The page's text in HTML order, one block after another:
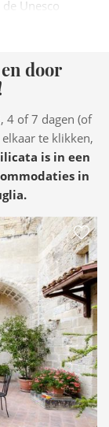
Unesco
is heel
in de
de met fresco’s
zoals het
woonden.
de meeste
stad een
en de
door
4 of 7 dagen (of
te klikken,
is in een
in